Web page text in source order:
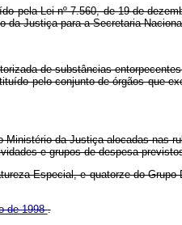
Lei nº 7.560, de 19 de
Justiça para a Secretaria
de substâncias
pelo conjunto de órgãos que
da Justiça alocadas nas
e grupos de despesa
Especial, e quatorze do Grupo-
de 1998.